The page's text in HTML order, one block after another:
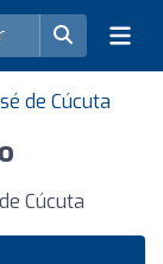
de Cúcuta
Cúcuta